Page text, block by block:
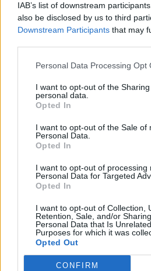
IAB’s list of downstream
also be disclosed by us to third
Downstream Participants that may
Personal Data Processing Opt
I want to opt-out of the
personal data.
Opted In
I want to opt-out of the Sale of
Personal Data.
Opted In
I want to opt-out of processing
Personal Data for Targeted
Opted In
I want to opt-out of Collection,
Retention, Sale, and/or
Personal Data that Is
Purposes for which it was
Opted Out
CONFIRM
efficace pour nettoyer
maison et notamment la
En effet, il a la capacité de
responsables des mauvaises
avec du savon de Marseille
nettoyant naturel.
Laisser respirer :
comme les chaussures, les
serviettes… ces objets
l’accumulation de bactéries et
mauvaises odeurs.